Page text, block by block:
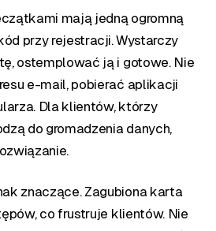
mają jedną ogromną
przy rejestracji. Wystarczy
ostemplować ją i gotowe. Nie
e-mail, pobierać aplikacji
Dla klientów, którzy
do gromadzenia danych,
znaczące. Zagubiona karta
co frustruje klientów. Nie